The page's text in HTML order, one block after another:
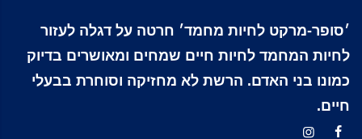
׳סופר-מרקט לחיות מחמד׳ חרטה על דגלה לעזור
לחיות המחמד לחיות חיים שמחים ומאושרים בדיוק
כמונו בני האדם. הרשת לא מחזיקה וסוחרת בבעלי
חיים.